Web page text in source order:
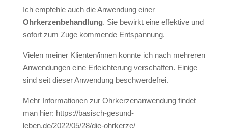
Ich empfehle auch die Anwendung einer
Ohrkerzenbehandlung. Sie bewirkt eine effektive und
sofort zum Zuge kommende Entspannung.
Vielen meiner Klienten/innen konnte ich nach mehreren
Anwendungen eine Erleichterung verschaffen. Einige
sind seit dieser Anwendung beschwerdefrei.
Mehr Informationen zur Ohrkerzenanwendung findet
man hier: https://basisch-gesund-
leben.de/2022/05/28/die-ohrkerze/